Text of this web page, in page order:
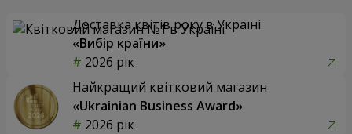
Доставка квітів року в Україні
«Вибір країни»
2026 рік
Найкращий квітковий магазин
«Ukrainian Business Award»
2026 рік